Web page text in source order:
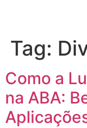
Tag:
Como a
na ABA: